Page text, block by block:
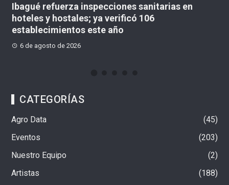
Ibagué refuerza inspecciones sanitarias en
hoteles y hostales; ya verificó 106
establecimientos este año
6 de agosto de 2026
CATEGORÍAS
Agro Data
45
Eventos
203
Nuestro Equipo
2
Artistas
188